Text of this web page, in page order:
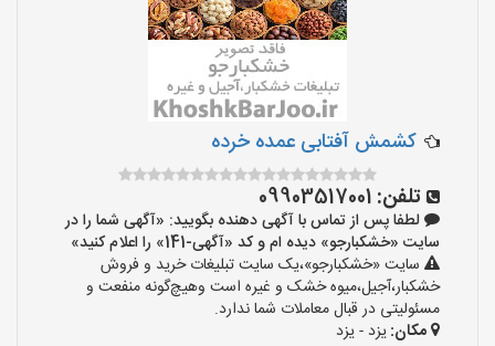
کشمش آفتابی عمده خرده
تلفن: 09903517001
لطفا پس از تماس با آگهی دهنده بگویید: «آگهی شما را در
سایت «خشکبارجو» دیده ام و کد «آگهی-141» را اعلام کنید»
سایت «خشکبارجو»،یک سایت تبلیغات خرید و فروش
خشکبار،آجیل،میوه خشک و غیره است وهیچ‌گونه منفعت و
مسئولیتی در قبال معاملات شما ندارد.
مکان:یزد - یزد